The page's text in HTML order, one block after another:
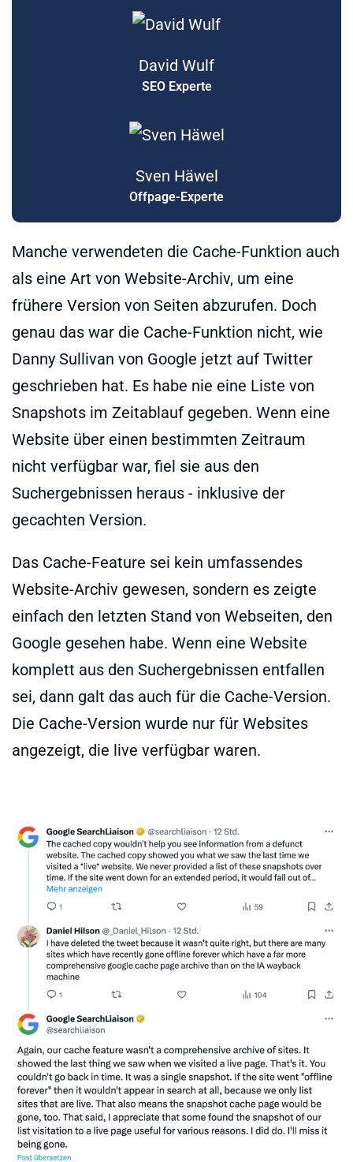
David Wulf
SEO Experte
Sven Häwel
Offpage-Experte
Manche verwendeten die Cache-Funktion auch
als eine Art von Website-Archiv, um eine
frühere Version von Seiten abzurufen. Doch
genau das war die Cache-Funktion nicht, wie
Danny Sullivan von Google jetzt auf Twitter
geschrieben hat. Es habe nie eine Liste von
Snapshots im Zeitablauf gegeben. Wenn eine
Website über einen bestimmten Zeitraum
nicht verfügbar war, fiel sie aus den
Suchergebnissen heraus - inklusive der
gecachten Version.
Das Cache-Feature sei kein umfassendes
Website-Archiv gewesen, sondern es zeigte
einfach den letzten Stand von Webseiten, den
Google gesehen habe. Wenn eine Website
komplett aus den Suchergebnissen entfallen
sei, dann galt das auch für die Cache-Version.
Die Cache-Version wurde nur für Websites
angezeigt, die live verfügbar waren.